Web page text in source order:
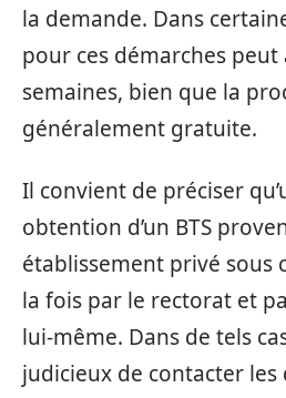
la demande. Dans
pour ces démarches peut
semaines, bien que la
généralement gratuite.
Il convient de préciser
obtention d’un BTS
établissement privé sous
la fois par le rectorat et
lui-même. Dans de tels
judicieux de contacter